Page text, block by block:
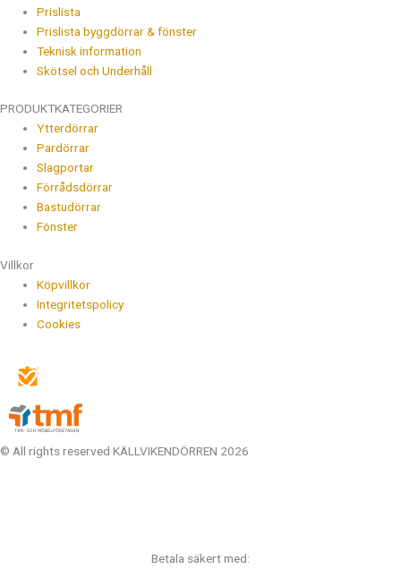
Prislista
Prislista byggdörrar & fönster
Teknisk information
Skötsel och Underhåll
PRODUKTKATEGORIER
Ytterdörrar
Pardörrar
Slagportar
Förrådsdörrar
Bastudörrar
Fönster
Villkor
Köpvillkor
Integritetspolicy
Cookies
© All rights reserved KÄLLVIKENDÖRREN 2026
Betala säkert med: